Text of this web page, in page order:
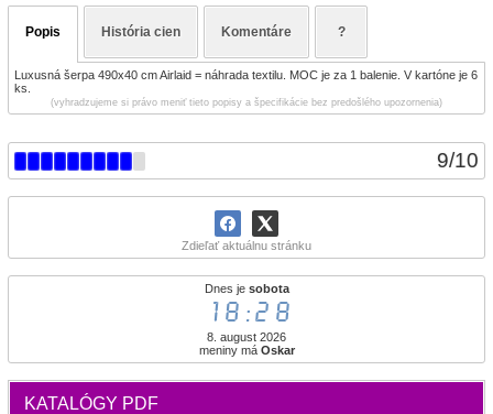
9/10
Zdieľať aktuálnu stránku
Dnes je sobota
18:28
8. august 2026
meniny má Oskar
KATALÓGY PDF
Popis História cien Komentáre ?
Luxusná šerpa 490x40 cm Airlaid = náhrada textilu. MOC je za 1 balenie. V kartóne je 6
ks.
(vyhradzujeme si právo meniť tieto popisy a špecifikácie bez predošlého upozornenia)